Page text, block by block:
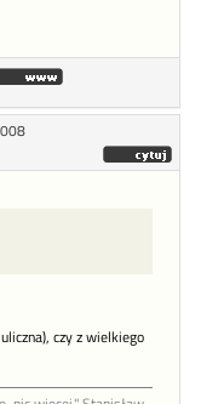
czy z wielkiego